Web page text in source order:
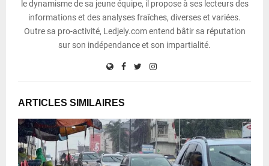
le dynamisme de sa jeune équipe, il propose à ses lecteurs des
informations et des analyses fraîches, diverses et variées.
Outre sa pro-activité, Ledjely.com entend bâtir sa réputation
sur son indépendance et son impartialité.
ARTICLES SIMILAIRES